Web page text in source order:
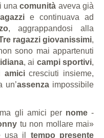
unacomunità aveva già
e continuava ad
, aggrappandosi alla
ragazzi giovanissimi,
sono mai appartenuti
, ai campi sportivi,
amicicresciuti insieme,
un’assenzaimpossibile
gli amici per nome-
tu non mollare mai»
usa il tempo presente